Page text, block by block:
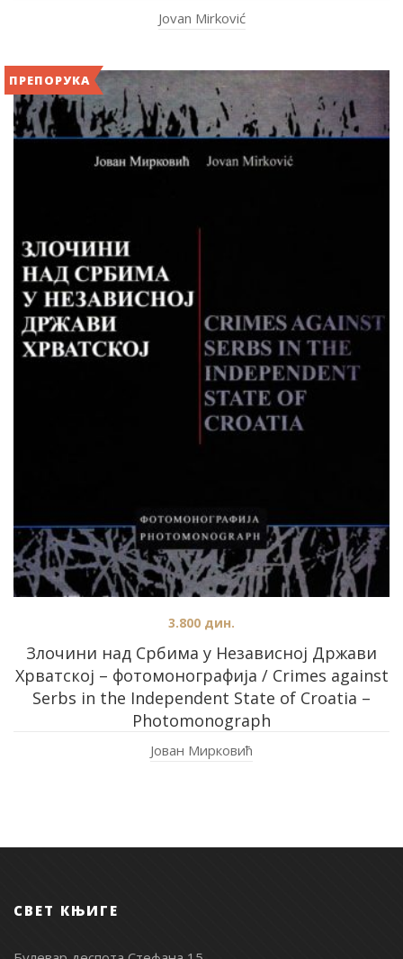
Jovan Mirković
ПРЕПОРУКА
Злочини над Србима у Независној Држави
Хрватској – фотомонографија / Crimes against
Serbs in the Independent State of Croatia –
Photomonograph
3.800 дин.
Јован Мирковић
СВЕТ КЊИГЕ